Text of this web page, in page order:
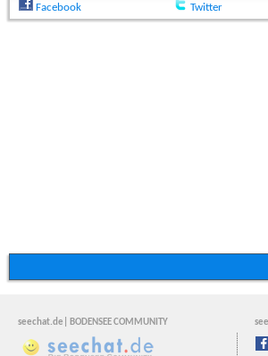
Facebook Twitter
seechat.de| BODENSEE COMMUNITY